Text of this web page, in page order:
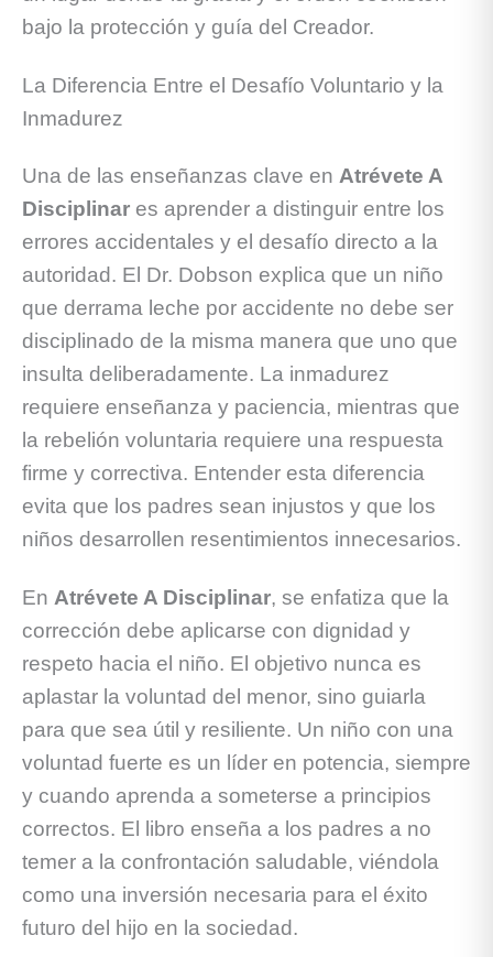
bajo la protección y guía del Creador.
La Diferencia Entre el Desafío Voluntario y la
Inmadurez
Una de las enseñanzas clave en Atrévete A
Disciplinar es aprender a distinguir entre los
errores accidentales y el desafío directo a la
autoridad. El Dr. Dobson explica que un niño
que derrama leche por accidente no debe ser
disciplinado de la misma manera que uno que
insulta deliberadamente. La inmadurez
requiere enseñanza y paciencia, mientras que
la rebelión voluntaria requiere una respuesta
firme y correctiva. Entender esta diferencia
evita que los padres sean injustos y que los
niños desarrollen resentimientos innecesarios.
En Atrévete A Disciplinar, se enfatiza que la
corrección debe aplicarse con dignidad y
respeto hacia el niño. El objetivo nunca es
aplastar la voluntad del menor, sino guiarla
para que sea útil y resiliente. Un niño con una
voluntad fuerte es un líder en potencia, siempre
y cuando aprenda a someterse a principios
correctos. El libro enseña a los padres a no
temer a la confrontación saludable, viéndola
como una inversión necesaria para el éxito
futuro del hijo en la sociedad.